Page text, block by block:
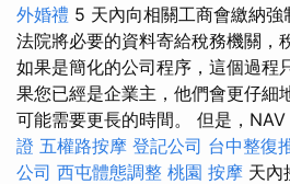
外婚禮 5 天內向相關工商會繳納
法院將必要的資料寄給稅務機關，
如果是簡化的公司程序，這個過程
果您已經是企業主，他們會更仔細
可能需要更長的時間。 但是，
證 五權路按摩 登記公司 台中整復
公司 西屯體態調整 桃園 按摩 天內